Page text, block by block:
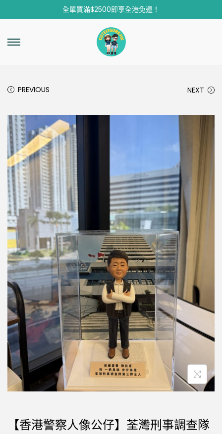
全單買滿$2500即享全港免運！
PREVIOUS NEXT
【香港警察人像公仔】荃灣刑事調查隊